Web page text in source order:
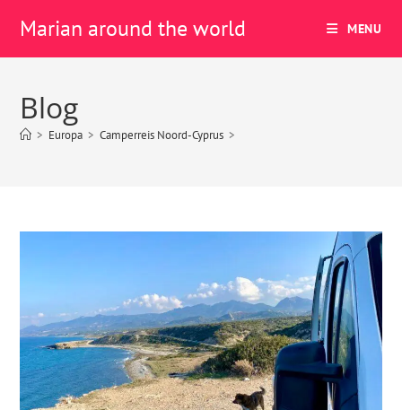
Marian around the world MENU
Blog
> Europa > Camperreis Noord-Cyprus >